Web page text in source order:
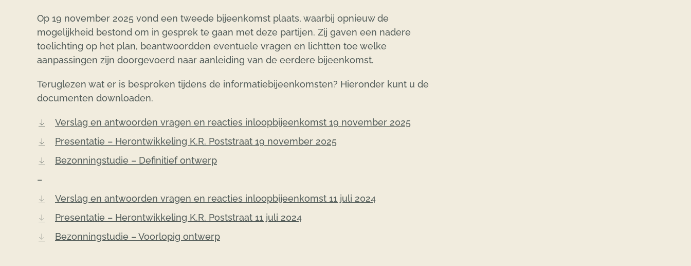
Op 19 november 2025 vond een tweede bijeenkomst plaats, waarbij opnieuw de
mogelijkheid bestond om in gesprek te gaan met deze partijen. Zij gaven een nadere
toelichting op het plan, beantwoordden eventuele vragen en lichtten toe welke
aanpassingen zijn doorgevoerd naar aanleiding van de eerdere bijeenkomst.
Teruglezen wat er is besproken tijdens de informatiebijeenkomsten? Hieronder kunt u de
documenten downloaden.
Verslag en antwoorden vragen en reacties inloopbijeenkomst 19 november 2025
Presentatie – Herontwikkeling K.R. Poststraat 19 november 2025
Bezonningstudie – Definitief ontwerp
–
Verslag en antwoorden vragen en reacties inloopbijeenkomst 11 juli 2024
Presentatie – Herontwikkeling K.R. Poststraat 11 juli 2024
Bezonningstudie – Voorlopig ontwerp